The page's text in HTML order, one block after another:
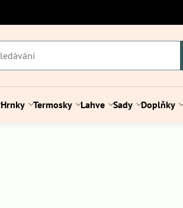
Hrnky Termosky Lahve Sady Doplňky